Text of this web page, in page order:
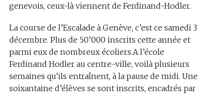
genevois, ceux-là viennent de Ferdinand-Hodler.
La course de l’Escalade à Genève, c’est ce samedi 3
décembre. Plus de 50’000 inscrits cette année et
parmi eux de nombreux écoliers.A l’école
Ferdinand Hodler au centre-ville, voilà plusieurs
semaines qu’ils entraînent, à la pause de midi. Une
soixantaine d’élèves se sont inscrits, encadrés par